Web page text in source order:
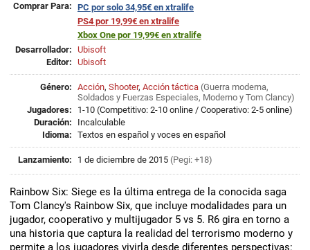
Comprar Para: PC por solo 34,95€ en xtralife
PS4 por 19,99€ en xtralife
Xbox One por 19,99€ en xtralife
Desarrollador: Ubisoft
Editor: Ubisoft
Género: Acción, Shooter, Acción táctica (Guerra moderna,
Soldados y Fuerzas Especiales, Moderno y Tom Clancy)
Jugadores:
1-10 (Competitivo: 2-10 online / Cooperativo: 2-5 online)
Duración:
Incalculable
Idioma: Textos en español y voces en español
Lanzamiento: 1 de diciembre de 2015 (Pegi: +18)
Rainbow Six: Siege es la última entrega de la conocida saga
Tom Clancy's Rainbow Six, que incluye modalidades para un
jugador, cooperativo y multijugador 5 vs 5. R6 gira en torno a
una historia que captura la realidad del terrorismo moderno y
permite a los jugadores vivirla desde diferentes perspectivas: